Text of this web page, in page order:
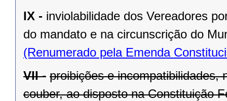
IX - inviolabilidade dos Vereadores
do mandato e na circunscrição do
(Renumerado pela Emenda
VII - proibições e incompatibilidades,
couber, ao disposto na Constituição